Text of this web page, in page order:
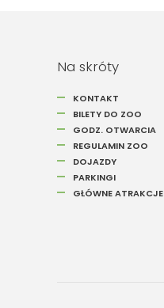
Na skróty
KONTAKT
BILETY DO ZOO
GODZ. OTWARCIA
REGULAMIN ZOO
DOJAZDY
PARKINGI
GŁÓWNE ATRAKCJE